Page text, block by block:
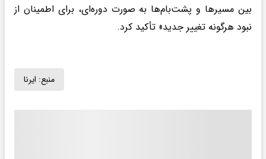
بین مسیرها و پشت‌بام‌ها به صورت دوره‌ای، برای اطمینان از
نبود هرگونه تغییر جدید» تأکید کرد.
منبع: ایرنا